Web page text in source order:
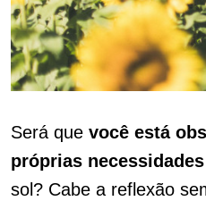
Será que você está
próprias necessidades
sol? Cabe a reflexão